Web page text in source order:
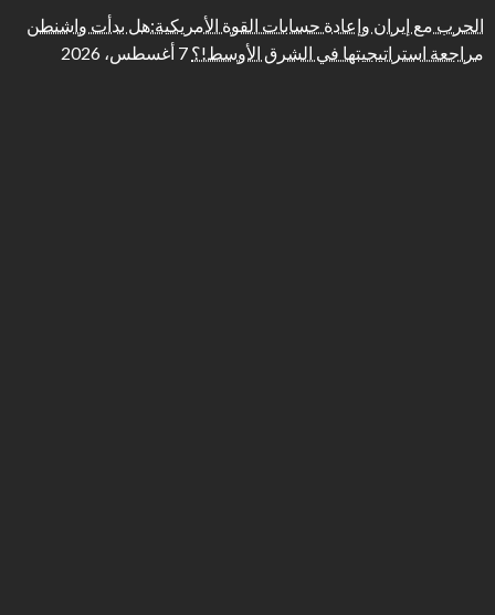
الحرب مع إيران وإعادة حسابات القوة الأمريكية:هل بدأت واشنطن
مراجعة استراتيجيتها في الشرق الأوسط!؟ 7 أغسطس، 2026